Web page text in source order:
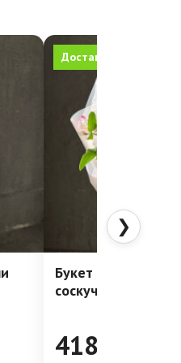
Доставка через 1 час
Букет для тех,
соскучился
4182
❯